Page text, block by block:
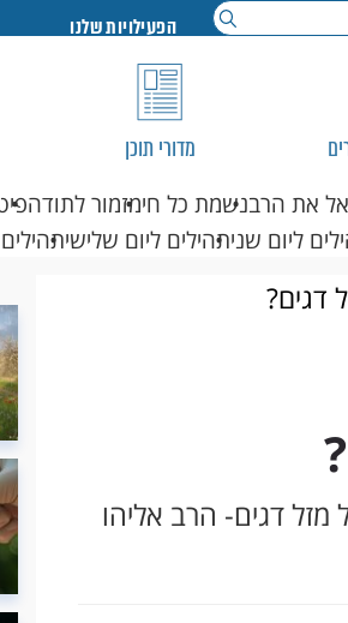
הפעילויות שלנו
מדורי תוכן
את הרבנשמת כל חימזמור לתודה
ליום שניתהילים ליום שלישי
דגים?
מזל דגים- הרב אליהו